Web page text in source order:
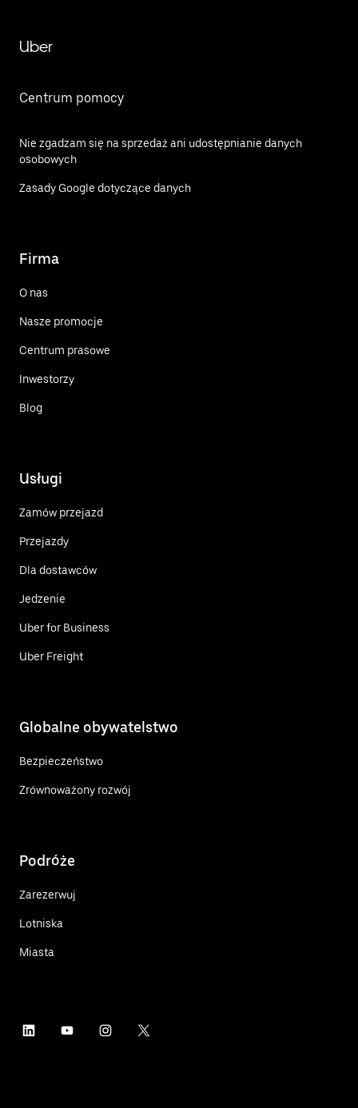
Uber
Centrum pomocy
Nie zgadzam się na sprzedaż ani udostępnianie danych
osobowych
Zasady Google dotyczące danych
Firma
O nas
Nasze promocje
Centrum prasowe
Inwestorzy
Blog
Usługi
Zamów przejazd
Przejazdy
Dla dostawców
Jedzenie
Uber for Business
Uber Freight
Globalne obywatelstwo
Bezpieczeństwo
Zrównoważony rozwój
Podróże
Zarezerwuj
Lotniska
Miasta